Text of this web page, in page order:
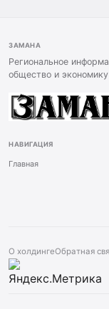
ЗАМАНА
Региональное
общество и
НАВИГАЦИЯ
Главная
О холдингеОбратная